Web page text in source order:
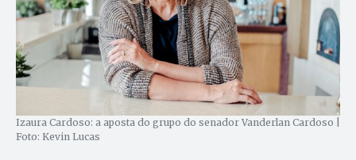
Izaura Cardoso: a aposta do grupo do senador Vanderlan Cardoso |
Foto: Kevin Lucas